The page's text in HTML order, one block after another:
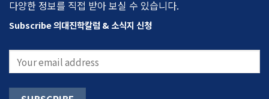
다양한 정보를 직접 받아 보실 수 있습니다.
Subscribe 의대진학칼럼 & 소식지 신청